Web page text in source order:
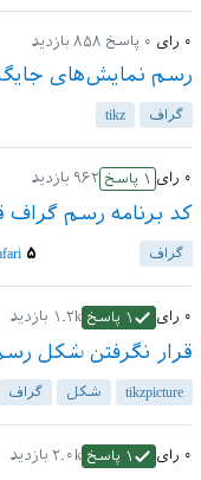
۰ رای ۰ پاسخ ۸۵۸ بازدید
رسم نمایش‌های
گراف tikz
۰ رای ۱ پاسخ ۹۶۲ بازدید
کد برنامه رسم
گراف ۵
۰ رای ۱ پاسخ ۱.۲k بازدید
قرار نگرفتن شکل
tikzpicture شکل گراف
۰ رای ۱ پاسخ ۲.۰k بازدید